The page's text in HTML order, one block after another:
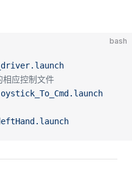
bash
应控制文件